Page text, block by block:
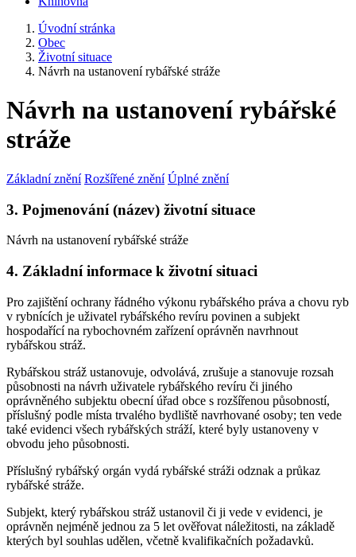
Úvodní stránka
Obec
Životní situace
Návrh na ustanovení rybářské stráže
Návrh na ustanovení rybářské
stráže
Základní znění Rozšířené znění Úplné znění
3. Pojmenování (název) životní situace
Návrh na ustanovení rybářské stráže
4. Základní informace k životní situaci
Pro zajištění ochrany řádného výkonu rybářského práva a chovu ryb
v rybnících je uživatel rybářského revíru povinen a subjekt
hospodařící na rybochovném zařízení oprávněn navrhnout
rybářskou stráž.
Rybářskou stráž ustanovuje, odvolává, zrušuje a stanovuje rozsah
působnosti na návrh uživatele rybářského revíru či jiného
oprávněného subjektu obecní úřad obce s rozšířenou působností,
příslušný podle místa trvalého bydliště navrhované osoby; ten vede
také evidenci všech rybářských stráží, které byly ustanoveny v
obvodu jeho působnosti.
Příslušný rybářský orgán vydá rybářské stráži odznak a průkaz
rybářské stráže.
Subjekt, který rybářskou stráž ustanovil či ji vede v evidenci, je
oprávněn nejméně jednou za 5 let ověřovat náležitosti, na základě
kterých byl souhlas udělen, včetně kvalifikačních požadavků.